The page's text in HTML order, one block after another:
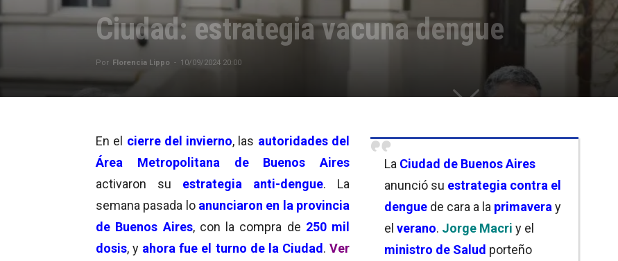
Ciudad: estrategia vacuna dengue
Por Florencia Lippo - 10/09/2024 20:00
La Ciudad de Buenos Aires
anunció su estrategia contra el
dengue de cara a la primavera y
el verano. Jorge Macri y el
ministro de Salud porteño
En el cierre del invierno, las autoridades del
Área Metropolitana de Buenos Aires
activaron su estrategia anti-dengue. La
semana pasada lo anunciaron en la provincia
de Buenos Aires, con la compra de 250 mil
dosis, y ahora fue el turno de la Ciudad. Ver